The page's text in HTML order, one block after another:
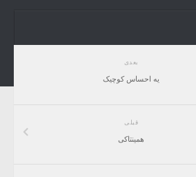
بعدی
یه احساس کوچیک
قبلی
همینتاکی